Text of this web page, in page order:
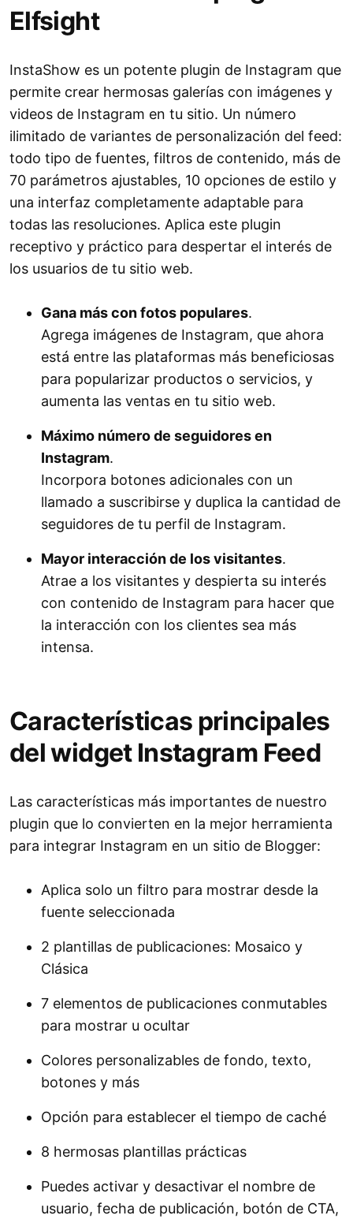
Elfsight
InstaShow es un potente plugin de Instagram que
permite crear hermosas galerías con imágenes y
videos de Instagram en tu sitio. Un número
ilimitado de variantes de personalización del feed:
todo tipo de fuentes, filtros de contenido, más de
70 parámetros ajustables, 10 opciones de estilo y
una interfaz completamente adaptable para
todas las resoluciones. Aplica este plugin
receptivo y práctico para despertar el interés de
los usuarios de tu sitio web.
Gana más con fotos populares.
Agrega imágenes de Instagram, que ahora
está entre las plataformas más beneficiosas
para popularizar productos o servicios, y
aumenta las ventas en tu sitio web.
Máximo número de seguidores en
Instagram.
Incorpora botones adicionales con un
llamado a suscribirse y duplica la cantidad de
seguidores de tu perfil de Instagram.
Mayor interacción de los visitantes.
Atrae a los visitantes y despierta su interés
con contenido de Instagram para hacer que
la interacción con los clientes sea más
intensa.
Características principales
del widget Instagram Feed
Las características más importantes de nuestro
plugin que lo convierten en la mejor herramienta
para integrar Instagram en un sitio de Blogger:
Aplica solo un filtro para mostrar desde la
fuente seleccionada
2 plantillas de publicaciones: Mosaico y
Clásica
7 elementos de publicaciones conmutables
para mostrar u ocultar
Colores personalizables de fondo, texto,
botones y más
Opción para establecer el tiempo de caché
8 hermosas plantillas prácticas
Puedes activar y desactivar el nombre de
usuario, fecha de publicación, botón de CTA,